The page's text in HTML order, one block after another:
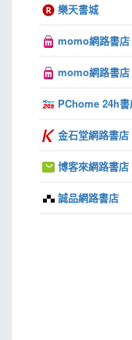
CHAPTER 6色版選取
6-1 色版概論
6-3 混合色帶
6-4 色版混合器、套
7-1 變形影像
7-2 認識
樂天書城
momo網路書店
momo網路書店
PChome 24h書
金石堂網路書店
博客來網路書店
誠品網路書店